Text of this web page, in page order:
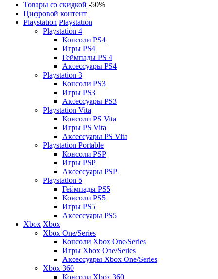
Товары со скидкой -50%
Цифровой контент
Playstation Playstation
Playstation 4
Консоли PS4
Игры PS4
Геймпады PS 4
Аксессуары PS4
Playstation 3
Консоли PS3
Игры PS3
Аксессуары PS3
Playstation Vita
Консоли PS Vita
Игры PS Vita
Аксессуары PS Vita
Playstation Portable
Консоли PSP
Игры PSP
Аксессуары PSP
Playstation 5
Геймпады PS5
Консоли PS5
Игры PS5
Аксессуары PS5
Xbox Xbox
Xbox One/Series
Консоли Xbox One/Series
Игры Xbox One/Series
Аксессуары Xbox One/Series
Xbox 360
Консоли Xbox 360